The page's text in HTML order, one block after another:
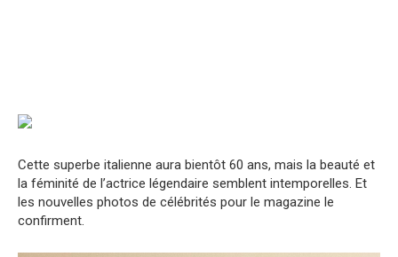
Cette superbe italienne aura bientôt 60 ans, mais la beauté et
la féminité de l’actrice légendaire semblent intemporelles. Et
les nouvelles photos de célébrités pour le magazine le
confirment.